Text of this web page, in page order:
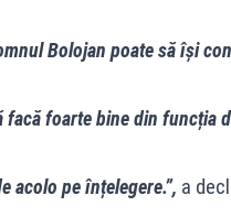
Bolojan poate să își
foarte bine din funcția
acolo pe înțelegere.”, a